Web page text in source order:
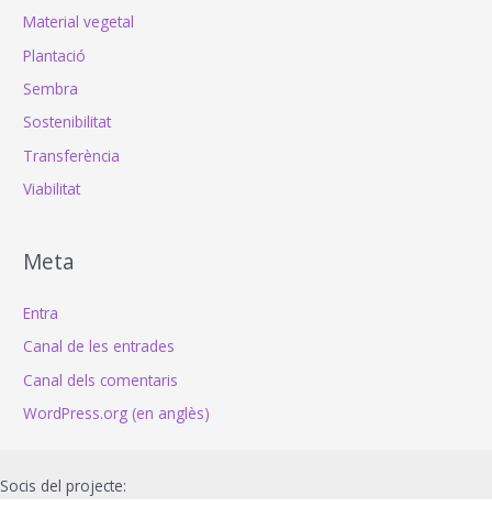
Material vegetal
Plantació
Sembra
Sostenibilitat
Transferència
Viabilitat
Meta
Entra
Canal de les entrades
Canal dels comentaris
WordPress.org (en anglès)
Socis del projecte: